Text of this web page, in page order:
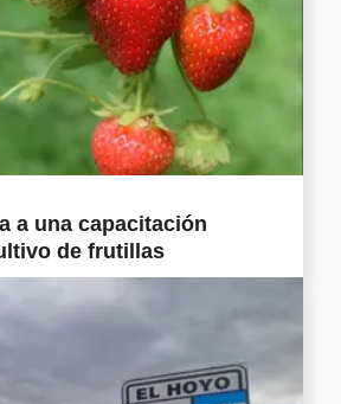
a una capacitación
de frutillas